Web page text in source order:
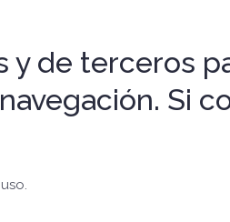
y de terceros
Si